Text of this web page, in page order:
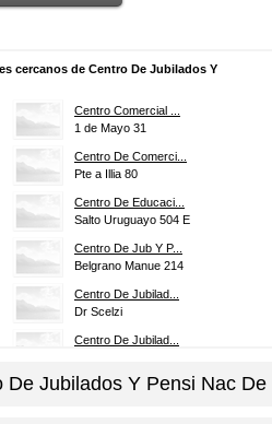
cercanos de Centro De Jubilados Y
Centro Comercial ...
1 de Mayo 31
Centro De Comerci...
Pte a Illia 80
Centro De Educaci...
Salto Uruguayo 504 E
Centro De Jub Y P...
Belgrano Manue 214
Centro De Jubilad...
Dr Scelzi
Centro De Jubilad...
Centro Electricis...
De Jubilados Y Pensi Nac